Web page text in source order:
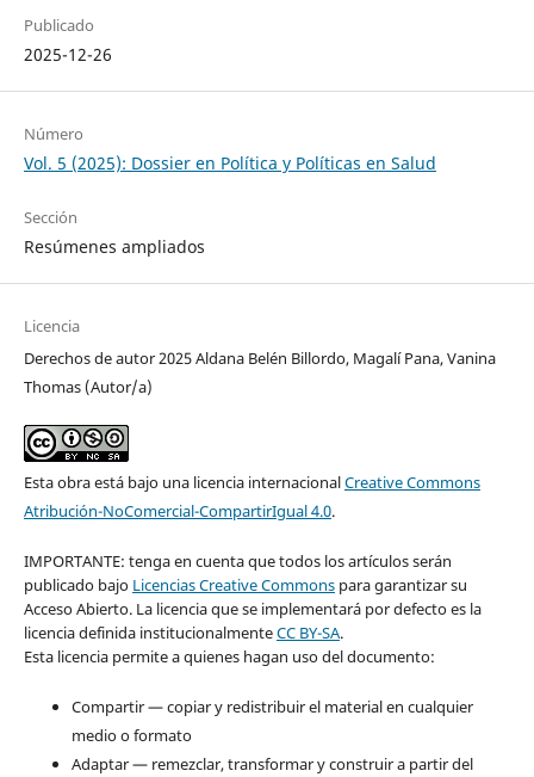
Publicado
2025-12-26
Número
Vol. 5 (2025): Dossier en Política y Políticas en Salud
Sección
Resúmenes ampliados
Licencia
Derechos de autor 2025 Aldana Belén Billordo, Magalí Pana, Vanina
Thomas (Autor/a)
Esta obra está bajo una licencia internacionalCreative Commons
Atribución-NoComercial-CompartirIgual 4.0.
IMPORTANTE: tenga en cuenta que todos los artículos serán
publicado bajo Licencias Creative Commonspara garantizar su
Acceso Abierto. La licencia que se implementará por defecto es la
licencia definida institucionalmenteCC BY-SA.
Esta licencia permite a quienes hagan uso del documento:
Compartir — copiar y redistribuir el material en cualquier
medio o formato
Adaptar — remezclar, transformar y construir a partir del